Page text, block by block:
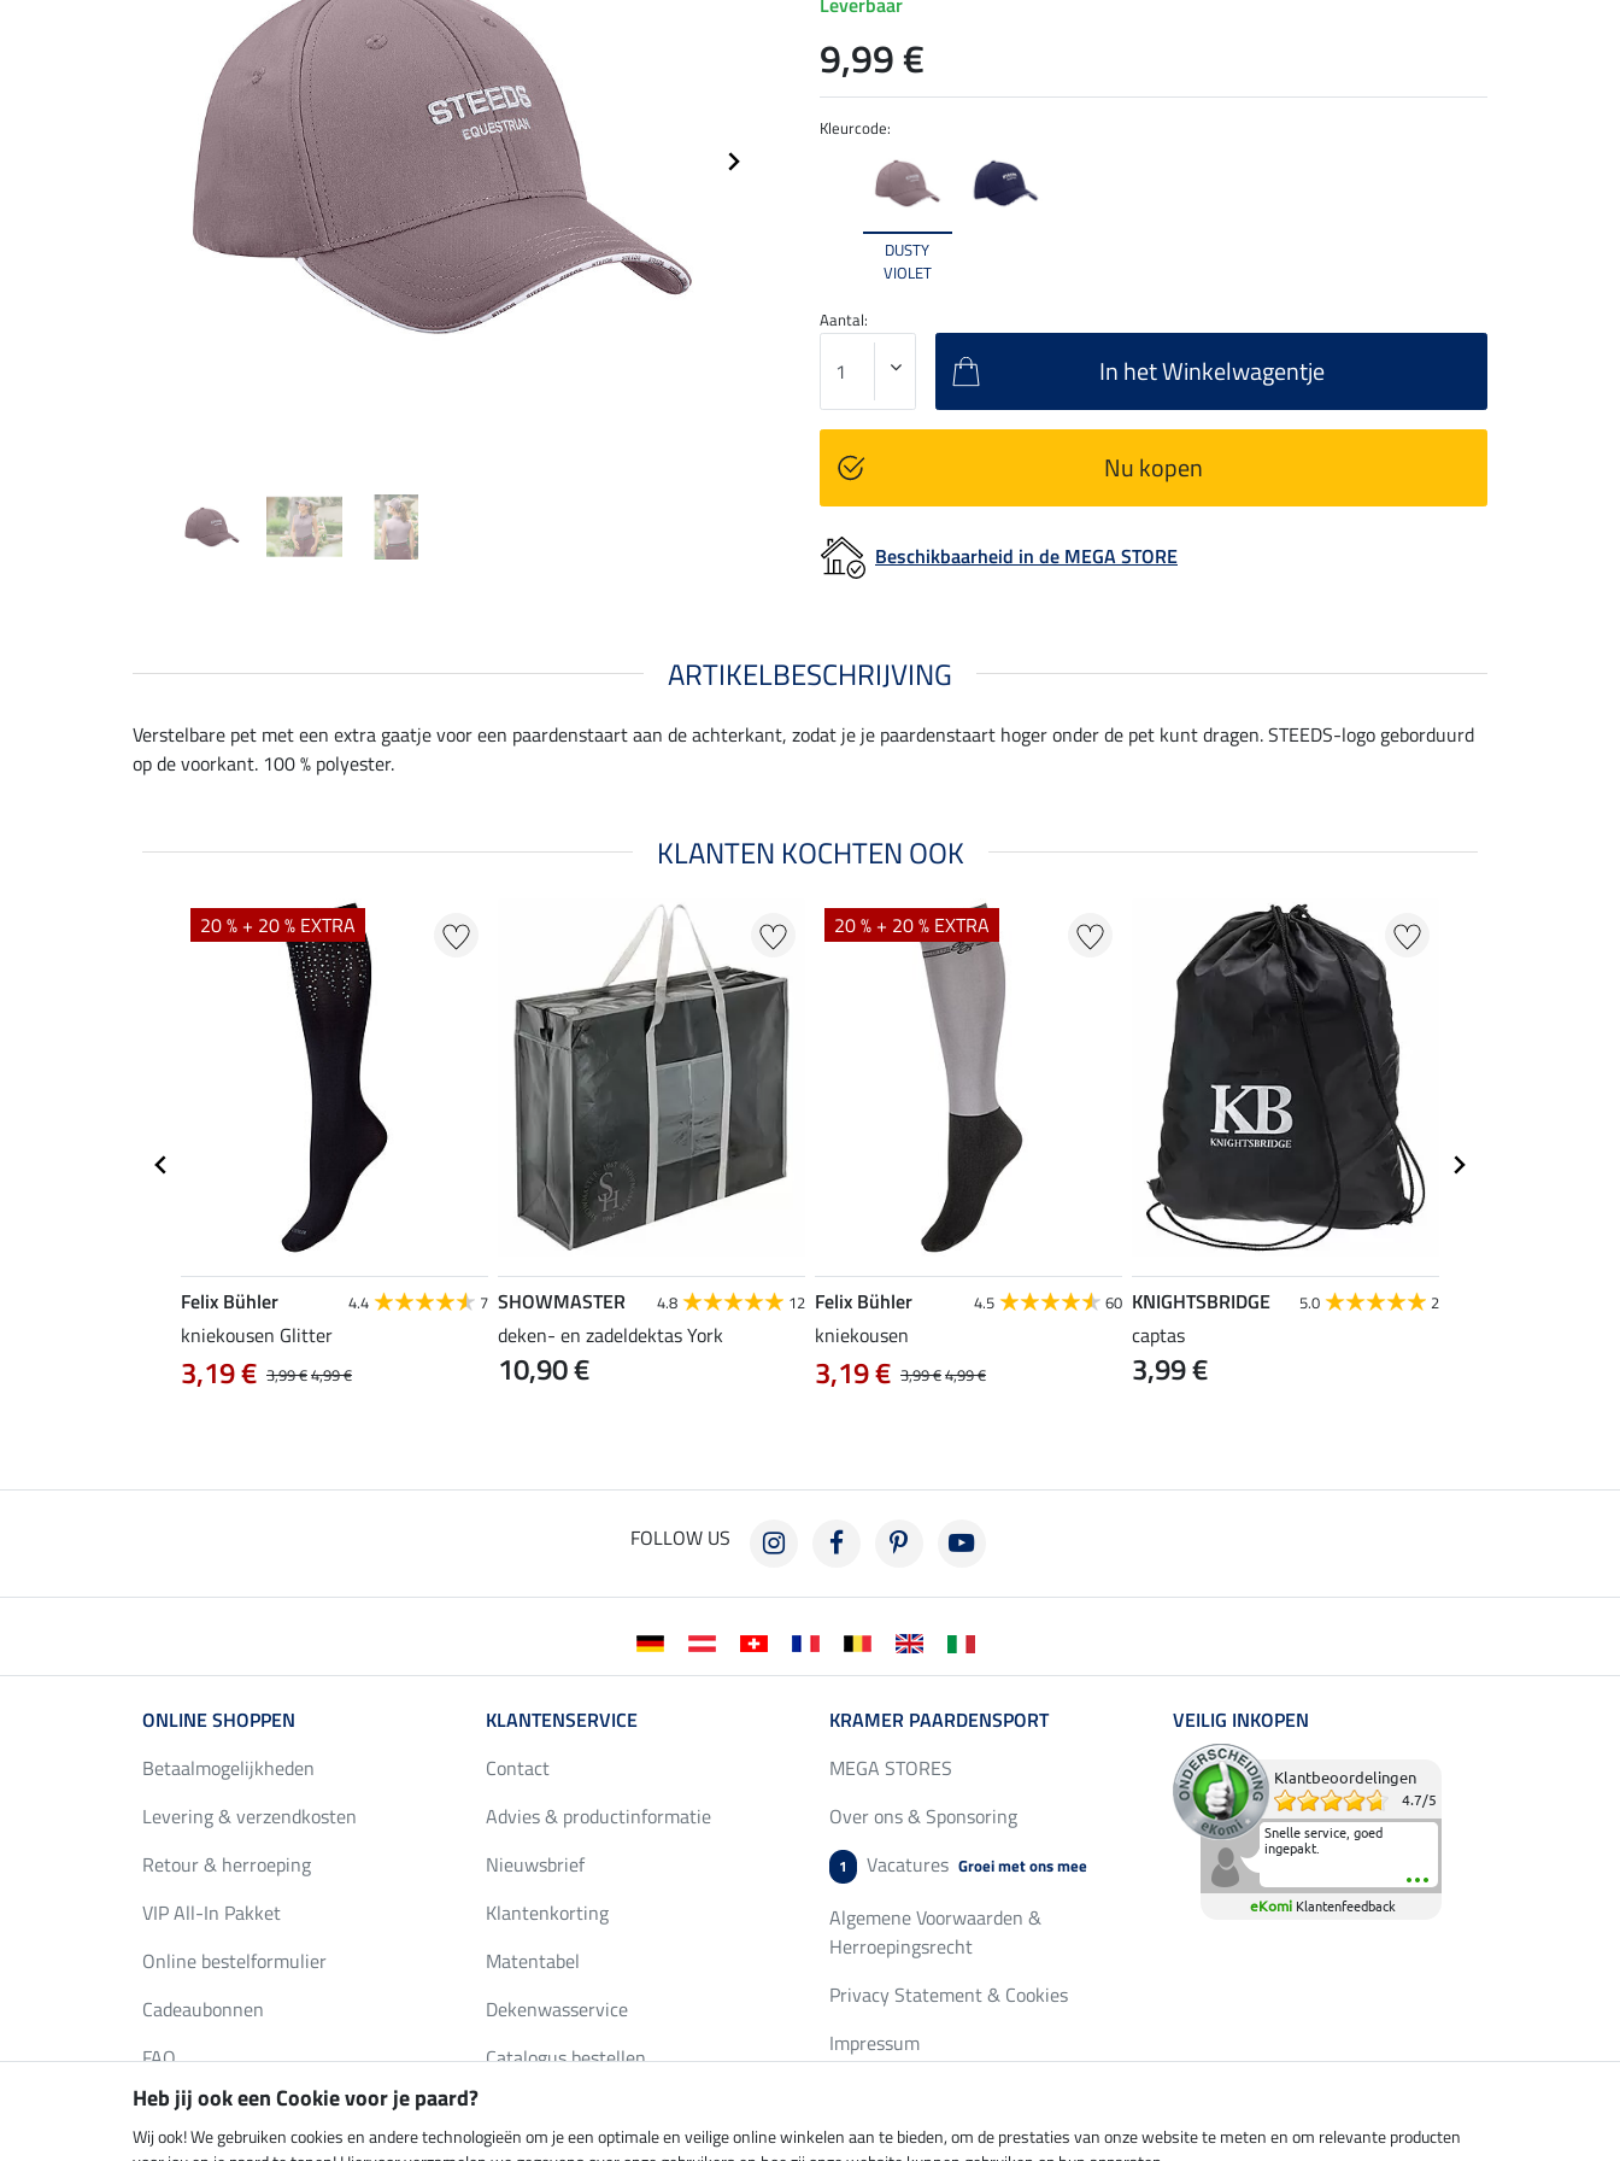
Kleurcode:
DUSTY
VIOLET
9,99 €
Aantal:
In het Winkelwagentje
Nu kopen
Beschikbaarheid in de MEGA STORE
ARTIKELBESCHRIJVING
Verstelbare pet met een extra gaatje voor een paardenstaart aan de achterkant, zodat je je paardenstaart hoger onder de pet kunt dragen. STEEDS-logo geborduurd
op de voorkant. 100 % polyester.
KLANTEN KOCHTEN OOK
20 % + 20 % EXTRA
Felix Bühler 4.4 7
kniekousen Glitter
3,99 €4,99 €
3,19 €
SHOWMASTER 4.8 12
deken- en zadeldektas York
10,90 €
20 % + 20 % EXTRA
Felix Bühler 4.5 60
kniekousen
3,99 €4,99 €
3,19 €
KNIGHTSBRIDGE 5.0 2
captas
3,99 €
FOLLOW US
ONLINE SHOPPEN
Betaalmogelijkheden
Levering & verzendkosten
Retour & herroeping
VIP All-In Pakket
Online bestelformulier
Cadeaubonnen
FAQ
KLANTENSERVICE
Contact
Advies & productinformatie
Nieuwsbrief
Klantenkorting
Matentabel
Dekenwasservice
Catalogus bestellen
KRAMER PAARDENSPORT
MEGA STORES
Over ons & Sponsoring
1 Vacatures Groei met ons mee
Algemene Voorwaarden &
Herroepingsrecht
Privacy Statement & Cookies
Impressum
VEILIG INKOPEN
Klantbeoordelingen
4.7/5
Snelle service, goed
ingepakt.
eKomi Klantenfeedback
Heb jij ook een Cookie voor je paard?
Wij ook! We gebruiken cookies en andere technologieën om je een optimale en veilige online winkelen aan te bieden, om de prestaties van onze website te meten en om relevante producten